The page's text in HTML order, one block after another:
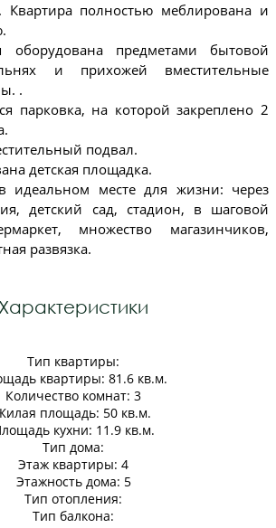
Квартира полностью меблирована и
оборудована предметами бытовой
и прихожей вместительные
.
парковка, на которой закреплено 2
подвал.
детская площадка.
идеальном месте для жизни: через
детский сад, стадион, в шаговой
множество магазинчиков,
развязка.
Характеристики
Тип квартиры:
квартиры: 81.6 кв.м.
Количество комнат: 3
площадь: 50 кв.м.
кухни: 11.9 кв.м.
Тип дома:
Этаж квартиры: 4
Этажность дома: 5
Тип отопления:
Тип балкона: